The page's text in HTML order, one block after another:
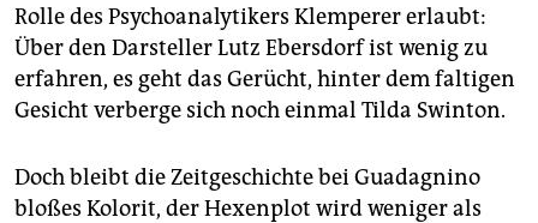
Rolle des Psychoanalytikers Klemperer erlaubt:
Über den Darsteller Lutz Ebersdorf ist wenig zu
erfahren, es geht das Gerücht, hinter dem faltigen
Gesicht verberge sich noch einmal Tilda Swinton.
Doch bleibt die Zeitgeschichte bei Guadagnino
bloßes Kolorit, der Hexenplot wird weniger als